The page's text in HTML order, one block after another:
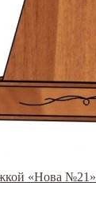
«Нова №21»